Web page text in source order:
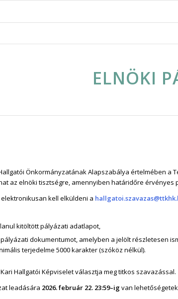
ELNÖKI
Önkormányzatának Alapszabálya értelmében
az elnöki tisztségre, amennyiben határidőre érvényes
kell elküldeni a
kitöltött pályázati adatlapot,
dokumentumot, amelyben a jelölt részletesen
terjedelme 5000 karakter (szóköz nélkül).
Hallgatói Képviselet választja meg titkos szavazással.
leadására 2026. február 22. 23:59–igvan